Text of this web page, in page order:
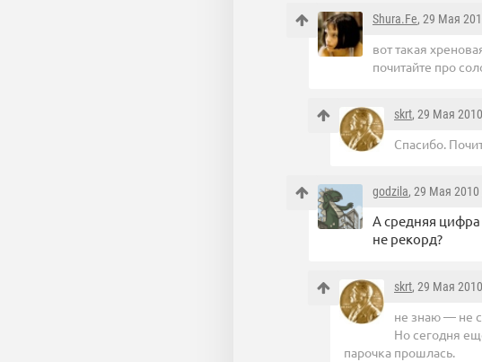
Shura.Fe, 29 Мая
вот такая
почитайте про
skrt, 29 Мая
Спасибо.
godzila, 29 Мая 2010
А средняя
не рекорд?
skrt, 29 Мая
не знаю — не
Но сегодня
парочка прошлась.